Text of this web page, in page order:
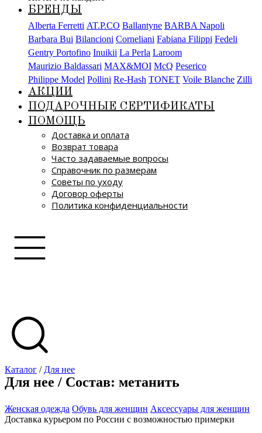
БРЕНДЫ
Alberta Ferretti AT.P.CO Ballantyne BARBA Napoli
Barbara Bui Bilancioni Corneliani Fabiana Filippi Fedeli
Gentry Portofino Inuikii La Perla Laroom
Maurizio Baldassari MAX&MOI McQ Peserico
Philippe Model Pollini Re-Hash TONET Voile Blanche Zilli
АКЦИИ
ПОДАРОЧНЫЕ СЕРТИФИКАТЫ
ПОМОЩЬ
Доставка и оплата
Возврат товара
Часто задаваемые вопросы
Справочник по размерам
Советы по уходу
Договор оферты
Политика конфиденциальности
Каталог / Для нее
Для нее / Состав: метанить
Женская одежда Обувь для женщин Аксессуары для женщин
Доставка курьером по России с возможностью примерки